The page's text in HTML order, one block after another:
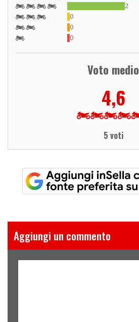
2
0
0
0
Voto medio
4,6
5 voti
Aggiungi un commento